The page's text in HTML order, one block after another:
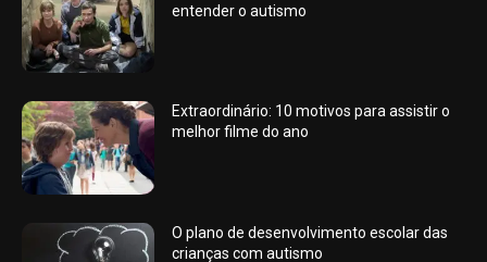
entender o autismo
Extraordinário: 10 motivos para assistir o
melhor filme do ano
O plano de desenvolvimento escolar das
crianças com autismo